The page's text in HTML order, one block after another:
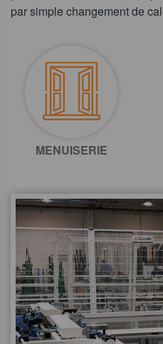
par simple changement de
MENUISERIE